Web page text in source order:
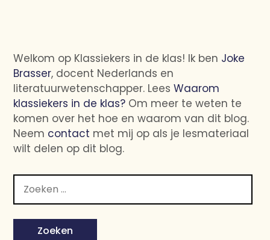
Welkom op Klassiekers in de klas! Ik ben Joke
Brasser, docent Nederlands en
literatuurwetenschapper. LeesWaarom
klassiekers in de klas? Om meer te weten te
komen over het hoe en waarom van dit blog.
Neem contact met mij op als je lesmateriaal
wilt delen op dit blog.
naar: